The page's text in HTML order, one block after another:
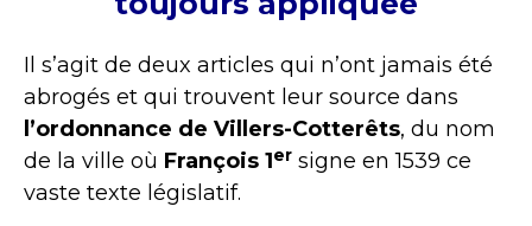
Il s’agit de deux articles qui n’ont jamais été
abrogés et qui trouvent leur source dans
l’ordonnance de Villers-Cotterêts, du nom
de la ville où François 1er signe en 1539 ce
vaste texte législatif.